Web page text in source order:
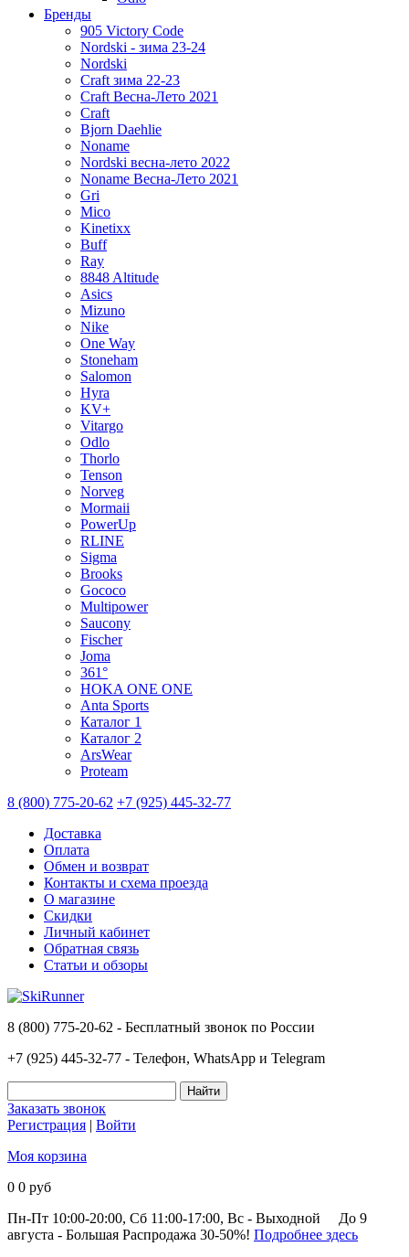
Бренды
905 Victory Code
Nordski - зима 23-24
Nordski
Craft зима 22-23
Craft Весна-Лето 2021
Craft
Bjorn Daehlie
Noname
Nordski весна-лето 2022
Noname Весна-Лето 2021
Gri
Mico
Kinetixx
Buff
Ray
8848 Altitude
Asics
Mizuno
Nike
One Way
Stoneham
Salomon
Hyra
KV+
Vitargo
Odlo
Thorlo
Tenson
Norveg
Mormaii
PowerUp
RLINE
Sigma
Brooks
Gococo
Multipower
Saucony
Fischer
Joma
361°
HOKA ONE ONE
Anta Sports
Каталог 1
Каталог 2
ArsWear
Proteam
8 (800) 775-20-62 +7 (925) 445-32-77
Доставка
Оплата
Обмен и возврат
Контакты и схема проезда
О магазине
Скидки
Личный кабинет
Обратная связь
Статьи и обзоры
8 (800) 775-20-62 - Бесплатный звонок по России
+7 (925) 445-32-77 - Телефон, WhatsApp и Telegram
Заказать звонок
Регистрация | Войти
Моя корзина
0 0 руб
Пн-Пт 10:00-20:00, Сб 11:00-17:00, Вс - Выходной
До 9
августа - Большая Распродажа 30-50%! Подробнее здесь